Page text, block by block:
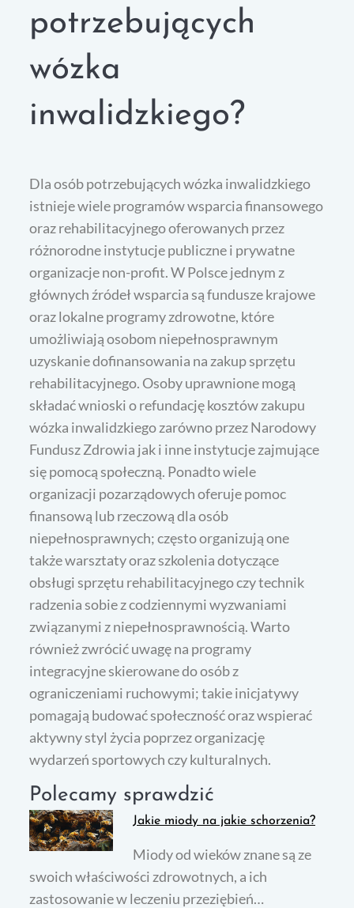
potrzebujących
wózka
inwalidzkiego?
Dla osób potrzebujących wózka inwalidzkiego
istnieje wiele programów wsparcia finansowego
oraz rehabilitacyjnego oferowanych przez
różnorodne instytucje publiczne i prywatne
organizacje non-profit. W Polsce jednym z
głównych źródeł wsparcia są fundusze krajowe
oraz lokalne programy zdrowotne, które
umożliwiają osobom niepełnosprawnym
uzyskanie dofinansowania na zakup sprzętu
rehabilitacyjnego. Osoby uprawnione mogą
składać wnioski o refundację kosztów zakupu
wózka inwalidzkiego zarówno przez Narodowy
Fundusz Zdrowia jak i inne instytucje zajmujące
się pomocą społeczną. Ponadto wiele
organizacji pozarządowych oferuje pomoc
finansową lub rzeczową dla osób
niepełnosprawnych; często organizują one
także warsztaty oraz szkolenia dotyczące
obsługi sprzętu rehabilitacyjnego czy technik
radzenia sobie z codziennymi wyzwaniami
związanymi z niepełnosprawnością. Warto
również zwrócić uwagę na programy
integracyjne skierowane do osób z
ograniczeniami ruchowymi; takie inicjatywy
pomagają budować społeczność oraz wspierać
aktywny styl życia poprzez organizację
wydarzeń sportowych czy kulturalnych.
Polecamy sprawdzić
Jakie miody na jakie schorzenia?
Miody od wieków znane są ze
swoich właściwości zdrowotnych, a ich
zastosowanie w leczeniu przeziębień…